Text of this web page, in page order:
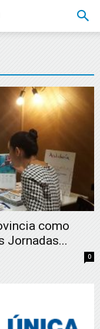
como
Jornadas...
0